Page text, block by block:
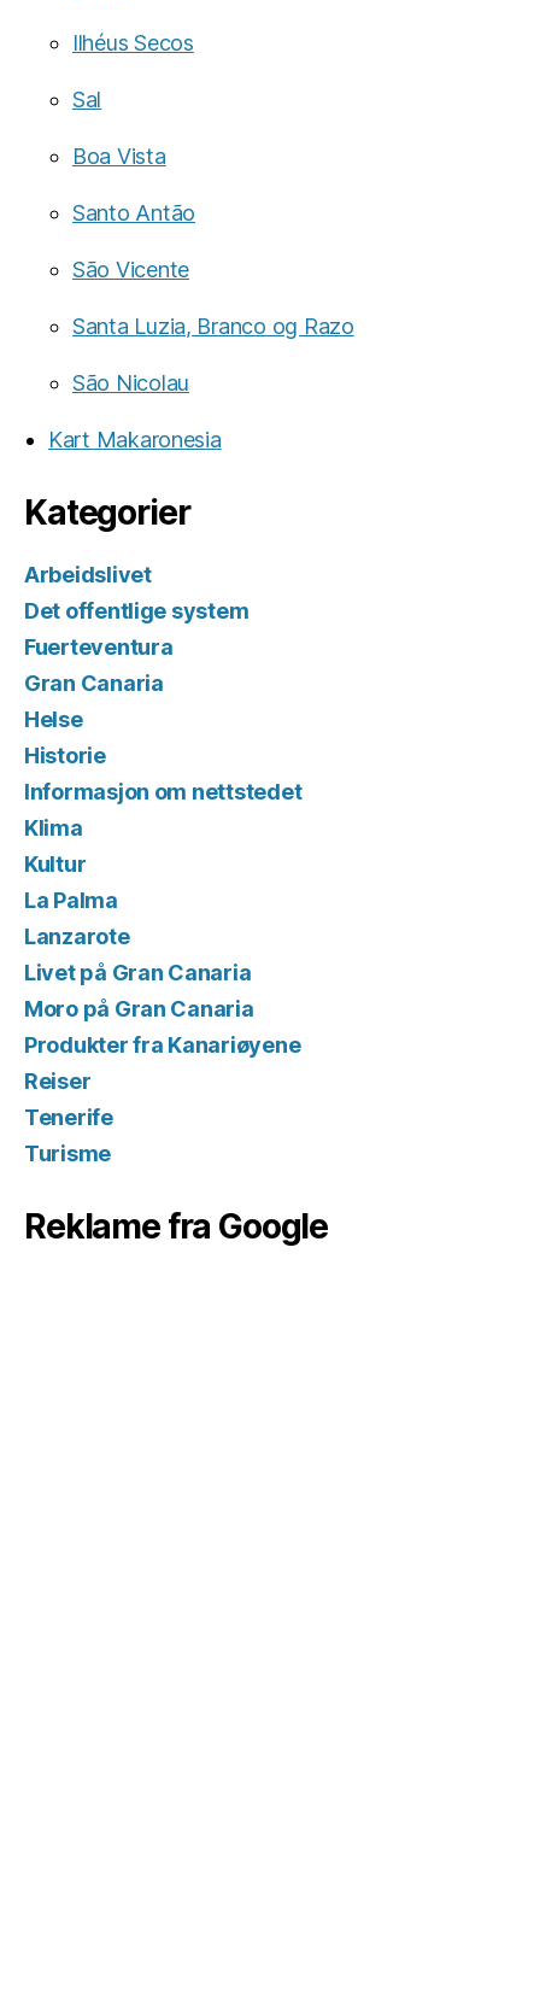
Ilhéus Secos
Sal
Boa Vista
Santo Antão
São Vicente
Santa Luzia, Branco og Razo
São Nicolau
Kart Makaronesia
Kategorier
Arbeidslivet
Det offentlige system
Fuerteventura
Gran Canaria
Helse
Historie
Informasjon om nettstedet
Klima
Kultur
La Palma
Lanzarote
Livet på Gran Canaria
Moro på Gran Canaria
Produkter fra Kanariøyene
Reiser
Tenerife
Turisme
Reklame fra Google